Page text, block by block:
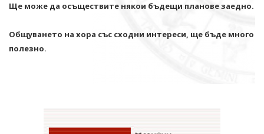
Ще може да осъществите някои бъдещи планове заедно.
Общуването на хора със сходни интереси, ще бъде много
полезно.